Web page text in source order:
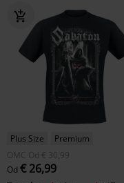
Plus Size
Premium
OMC Od € 30,99
Od € 26,99